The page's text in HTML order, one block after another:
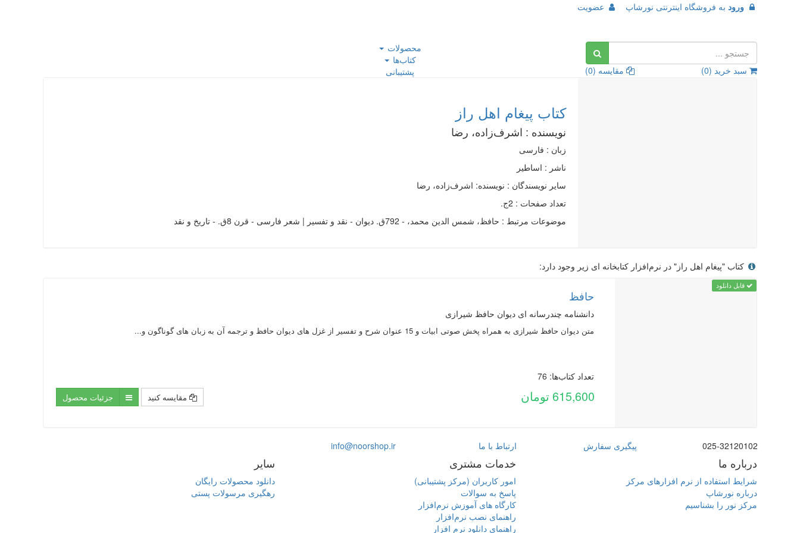
ورود به فروشگاه اینترنتی نورشاپ عضویت
سبد خرید (0
) مقایسه (0
)
محصولات
کتاب‌ها
پشتیبانی
کتاب پیغام اهل راز
نویسنده : اشرف‌زاده، رضا
زبان : فارسی
ناشر : اساطير
سایر نویسندگان : نویسنده: اشرف‌زاده، رضا
تعداد صفحات : 2ج.
موضوعات مرتبط : حافظ، شمس الدین محمد، - 792ق. دیوان - نقد و تفسیر | شعر فارسی - قرن 8ق. - تاریخ و نقد
کتاب "پیغام اهل راز" در نرم‌افزار کتابخانه ای زیر وجود دارد:
قابل دانلود
حافظ
دانشنامه چندرسانه ای دیوان حافظ شیرازی
متن دیوان حافظ شیرازی به همراه پخش صوتی ابیات و 15 عنوان شرح و تفسیر از غزل‌ های دیوان حافظ و ترجمه آن به زبان‌ های گوناگون و...
تعداد کتاب‌ها: 76
615,600 تومان مقایسه کنید جزئیات محصول
025-32120102 پیگیری سفارش ارتباط با ما info@noorshop.ir
درباره ما
شرایط استفاده از نرم افزارهای مرکز
درباره نورشاپ
مرکز نور را بشناسیم
خدمات مشتری
امور کاربران (مرکز پشتیبانی)
پاسخ به سوالات
کارگاه های آموزش نرم‌افزار
راهنمای نصب نرم‌افزار
سایر
دانلود محصولات رایگان
رهگیری مرسولات پستی